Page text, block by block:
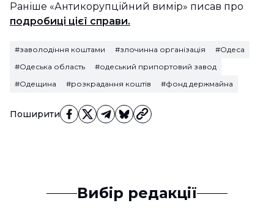
Поширити
Раніше «Антикорупційний вимір» писав про
подробиці цієї справи.
#заволодіння коштами #злочинна організація
#Одеса
#Одеська область
#одеський припортовий завод
#Одещина
#розкрадання коштів #фонд держмайна
Вибір редакції